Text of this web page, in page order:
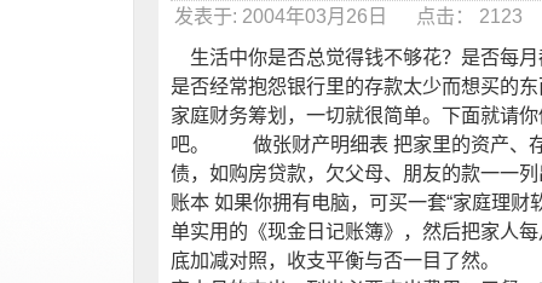
发表于: 2004年03月26日 点击： 2123
生活中你是否总觉得钱不够花？是否每
是否经常抱怨银行里的存款太少而想买的
家庭财务筹划，一切就很简单。下面就请
吧。 做张财产明细表 把家里的资产、
债，如购房贷款，欠父母、朋友的款一
账本 如果你拥有电脑，可买一套“家庭理财
单实用的《现金日记账簿》，然后把家人
底加减对照，收支平衡与否一目了然。